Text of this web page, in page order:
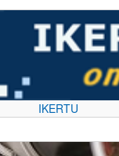
IKERTU